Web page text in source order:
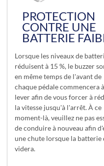
PROTECTION
CONTRE UNE
BATTERIE
Lorsque les niveaux de
réduisent à 15 %, le buzzer
en même temps de l'avant de
chaque pédale commencera
lever afin de vous forcer à
la vitesse jusqu'à l'arrêt. À ce
moment-là, veuillez ne pas
de conduire à nouveau afin
une chute lorsque la batterie
videra.